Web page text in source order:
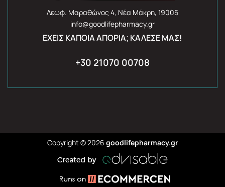
Λεωφ. Μαραθώνος 4, Νέα Μάκρη, 19005
info@goodlifepharmacy.gr
ΈΧΕΙΣ ΚΆΠΟΙΑ ΑΠΟΡΊΑ; ΚΆΛΕΣΈ ΜΑΣ!
+30 21070 00708
Copyright © 2026 goodlifepharmacy.gr